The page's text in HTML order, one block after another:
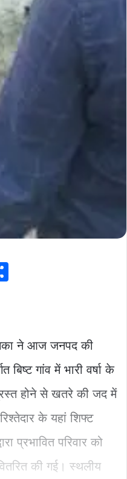
ने आज जनपद की
बिष्ट गांव में भारी वर्षा के
होने से खतरे की जद में
के यहां शिफ्ट
प्रभावित परिवार को
की गई। स्थलीय